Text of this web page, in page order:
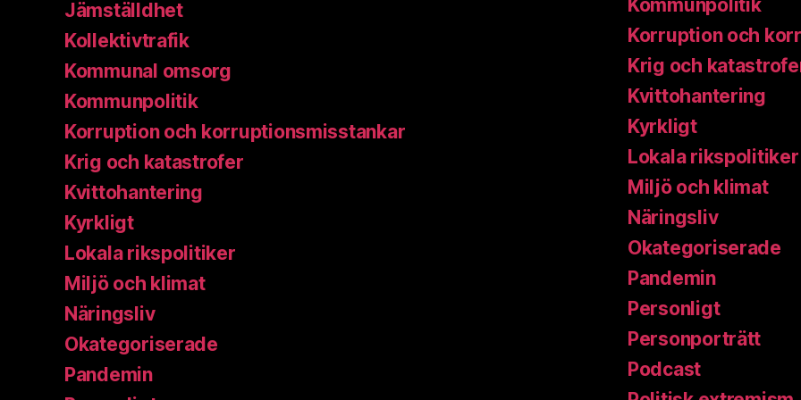
Jämställdhet
Kollektivtrafik
Kommunal omsorg
Kommunpolitik
Korruption och korruptionsmisstankar
Krig och katastrofer
Kvittohantering
Kyrkligt
Lokala rikspolitiker
Miljö och klimat
Näringsliv
Okategoriserade
Pandemin
Kommunpolitik
Korruption och
Krig och
Kvittohantering
Kyrkligt
Lokala rikspolitiker
Miljö och klimat
Näringsliv
Okategoriserade
Pandemin
Personligt
Personporträtt
Podcast